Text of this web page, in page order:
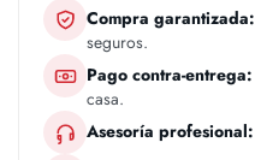
Compra garantizada:
seguros.
Pago contra-entrega:
casa.
Asesoría profesional: